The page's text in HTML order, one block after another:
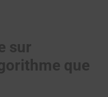
sur
que